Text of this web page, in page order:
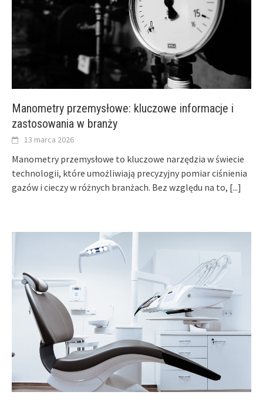
Manometry przemysłowe: kluczowe informacje i
zastosowania w branży
13 marca 2026
Manometry przemysłowe to kluczowe narzędzia w świecie
technologii, które umożliwiają precyzyjny pomiar ciśnienia
gazów i cieczy w różnych branżach. Bez względu na to, [...]